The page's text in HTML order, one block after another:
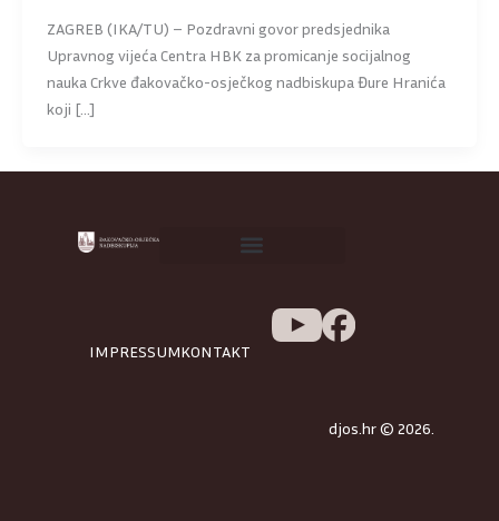
ZAGREB (IKA/TU) – Pozdravni govor predsjednika
Upravnog vijeća Centra HBK za promicanje socijalnog
nauka Crkve đakovačko-osječkog nadbiskupa Đure Hranića
koji […]
IMPRESSUMKONTAKT
djos.hr © 2026.